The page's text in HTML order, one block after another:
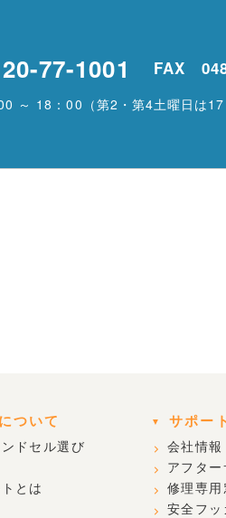
77-1001 FAX
～ 18：00 （第2・第4土曜日は17
ついて
ドセル選び
とは
サポー
会社情報
アフター
修理専用
安全フ